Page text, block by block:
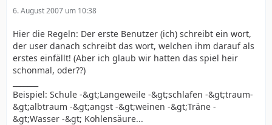
6. August 2007 um 10:38
Hier die Regeln: Der erste Benutzer (ich) schreibt ein wort,
der user danach schreibt das wort, welchen ihm darauf als
erstes einfällt! (Aber ich glaub wir hatten das spiel heir
schonmal, oder??)
Beispiel: Schule -&gt;Langeweile -&gt;schlafen -&gt;traum-
&gt;albtraum -&gt;angst -&gt;weinen -&gt;Träne -
&gt;Wasser -&gt; Kohlensäure...